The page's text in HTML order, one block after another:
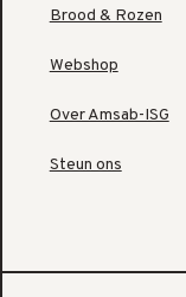
Brood & Rozen
Webshop
Over Amsab-ISG
Steun ons